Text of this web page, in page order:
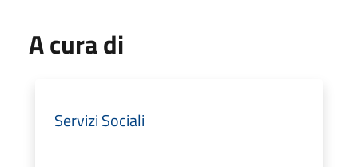
A cura di
Servizi Sociali